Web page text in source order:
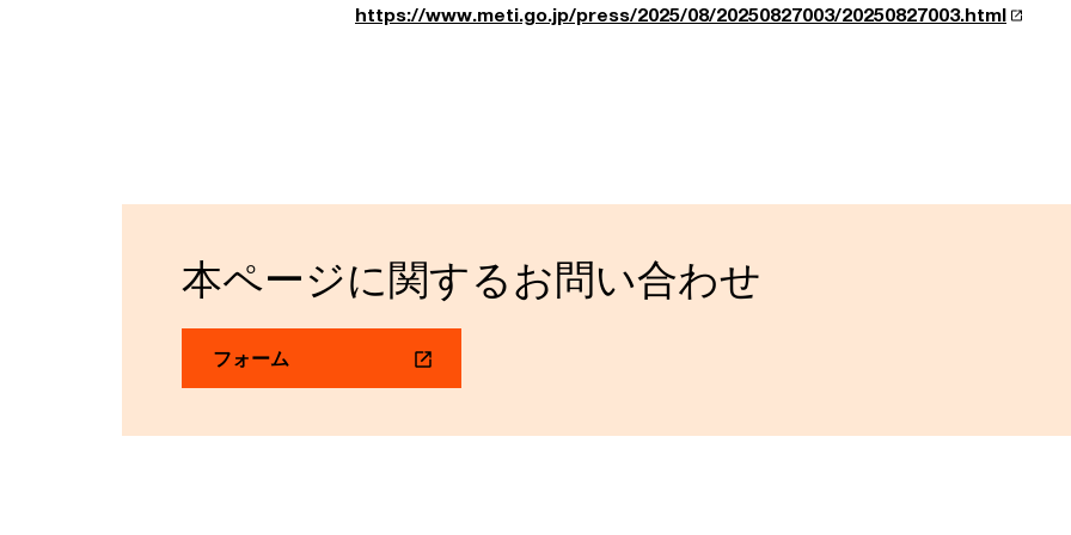
https://www.meti.go.jp/press/2025/08/20250827003/20250827003.html
本ページに関するお問い合わせ
フォーム